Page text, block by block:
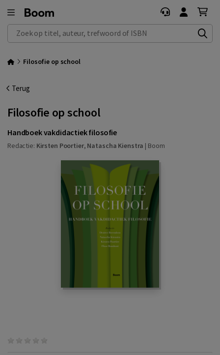
Zoek op titel, auteur, trefwoord of ISBN
Filosofie op school
Terug
Filosofie op school
Handboek vakdidactiek filosofie
Redactie: Kirsten Poortier, Natascha Kienstra | Boom